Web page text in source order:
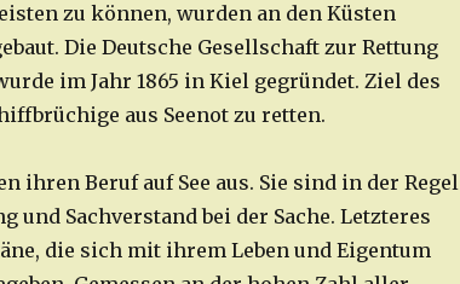
zu können, wurden an den Küsten
Die Deutsche Gesellschaft zur Rettung
im Jahr 1865 in Kiel gegründet. Ziel des
aus Seenot zu retten.
ihren Beruf auf See aus. Sie sind in der Regel
und Sachverstand bei der Sache. Letzteres
die sich mit ihrem Leben und Eigentum